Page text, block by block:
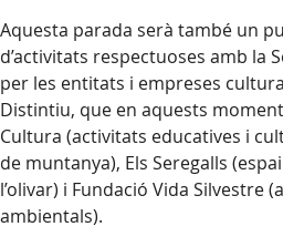
Aquesta parada serà també un
d’activitats respectuoses amb la
per les entitats i empreses
Distintiu, que en aquests
Cultura (activitats educatives i
de muntanya), Els Seregalls
l’olivar) i Fundació Vida Silvestre
ambientals).